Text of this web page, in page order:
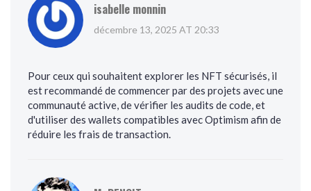
isabelle monnin
décembre 13, 2025 AT 20:33
Pour ceux qui souhaitent explorer les NFT sécurisés, il
est recommandé de commencer par des projets avec une
communauté active, de vérifier les audits de code, et
d'utiliser des wallets compatibles avec Optimism afin de
réduire les frais de transaction.